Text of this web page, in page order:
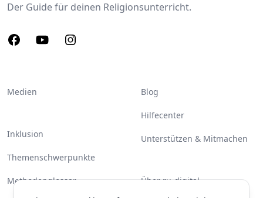
Der Guide für deinen Religionsunterricht.
FacebookYoutubeInstagram
Medien
Inklusion
Themenschwerpunkte
Methodenglossar
Blog
Hilfecenter
Unterstützen & Mitmachen
Über ru-digital